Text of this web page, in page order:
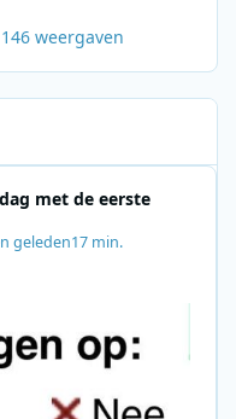
146 weergaven
met de eerste
geleden17 min.